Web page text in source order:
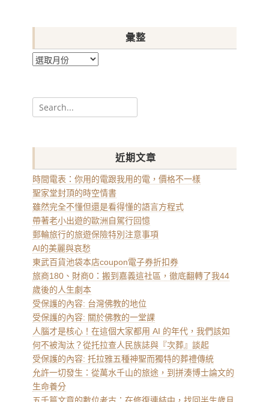
彙整
彙
Search
for:
近期文章
時間電表：你用的電跟我用的電，價格不一樣
聖家堂封頂的時空情書
雖然完全不懂但還是看得懂的語言方程式
帶著老小出遊的歐洲自駕行回憶
郵輪旅行的旅遊保險特別注意事項
AI的美麗與哀愁
東武百貨池袋本店coupon電子券折扣券
旅商180、財商0：搬到嘉義這社區，徹底翻轉了我44
歲後的人生劇本
受保護的內容: 台灣佛教的地位
受保護的內容: 關於佛教的一堂課
人腦才是核心！在這個大家都用 AI 的年代，我們該如
何不被淘汰？從托拉查人民族誌與『次葬』談起
受保護的內容: 托拉雅五種神聖而獨特的葬禮傳統
允許一切發生：從萬水千山的旅途，到拼湊博士論文的
生命養分